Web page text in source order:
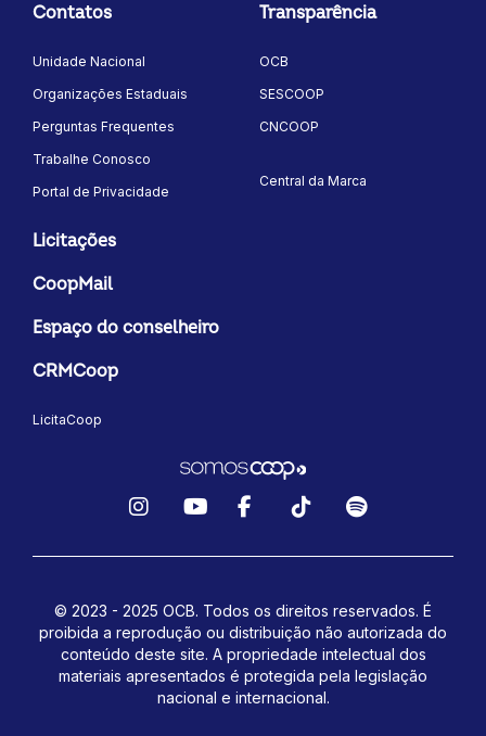
Contatos
Unidade Nacional
Organizações Estaduais
Perguntas Frequentes
Trabalhe Conosco
Portal de Privacidade
Transparência
OCB
SESCOOP
CNCOOP
Central da Marca
Licitações
CoopMail
Espaço do conselheiro
CRMCoop
LicitaCoop
© 2023 - 2025 OCB. Todos os direitos reservados. É
proibida a reprodução ou distribuição não autorizada do
conteúdo deste site. A propriedade intelectual dos
materiais apresentados é protegida pela legislação
nacional e internacional.